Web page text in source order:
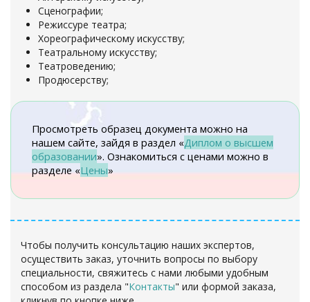
Сценографии;
Режиссуре театра;
Хореографическому искусству;
Театральному искусству;
Театроведению;
Продюсерству;
Просмотреть образец документа можно на
нашем сайте, зайдя в раздел «Диплом о высшем
образовании». Ознакомиться с ценами можно в
разделе «Цены»
Чтобы получить консультацию наших экспертов,
осуществить заказ, уточнить вопросы по выбору
специальности, свяжитесь с нами любыми удобным
способом из раздела "Контакты" или формой заказа,